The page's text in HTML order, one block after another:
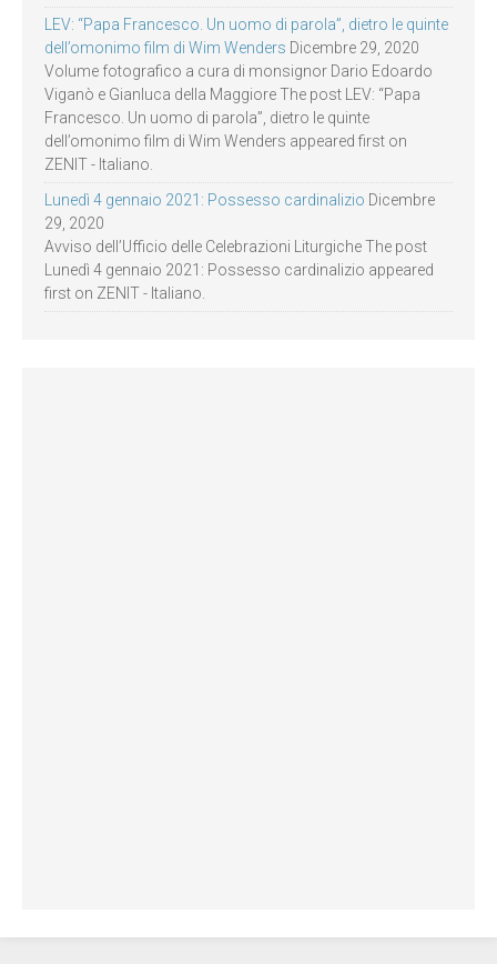
LEV: “Papa Francesco. Un uomo di parola”, dietro le quinte
dell’omonimo film di Wim Wenders Dicembre 29, 2020
Volume fotografico a cura di monsignor Dario Edoardo
Viganò e Gianluca della Maggiore The post LEV: “Papa
Francesco. Un uomo di parola”, dietro le quinte
dell’omonimo film di Wim Wenders appeared first on
ZENIT - Italiano.
Lunedì 4 gennaio 2021: Possesso cardinalizio Dicembre
29, 2020
Avviso dell’Ufficio delle Celebrazioni Liturgiche The post
Lunedì 4 gennaio 2021: Possesso cardinalizio appeared
first on ZENIT - Italiano.